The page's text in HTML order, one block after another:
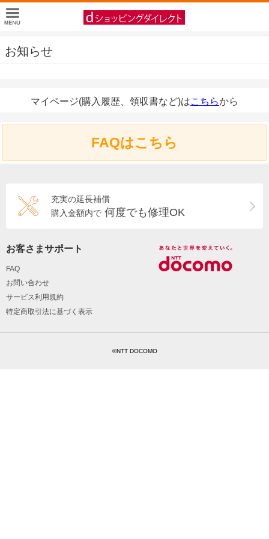
お知らせ
マイページ(購入履歴、領収書など)はこちらから
FAQはこちら
充実の延長補償
購入金額内で 何度でも修理OK
お客さまサポート
FAQ
お問い合わせ
サービス利用規約
特定商取引法に基づく表示
©NTT DOCOMO